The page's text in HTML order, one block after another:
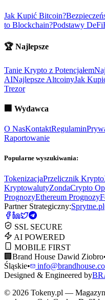
Jak Kupić Bitcoin?
to Blockchain?Podstawy DeFi
🏆 Najlepsze
Tanie Krypto z Potencjałem
AINajlepsze AltcoinyJak
Trezor
🏢 Wydawca
O NasKontaktRegulamin
Raportowanie
Popularne wyszukiwania:
TokenizacjaPrzelicznik Krypto
KryptowalutyZondaCrypto
PrognozyEthereum Prognozy
Partner Strategiczny:Sprytne.pl
SSL SECURE
AI POWERED
MOBILE FIRST
🏢 Brand House Dawid Ziobro
Śląskie•
Designed & Engineered by
© 2026 Tokeny.pl — Magazyn